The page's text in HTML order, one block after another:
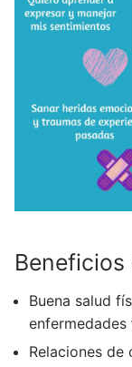
Beneficios
Buena salud
enfermedades
Relaciones